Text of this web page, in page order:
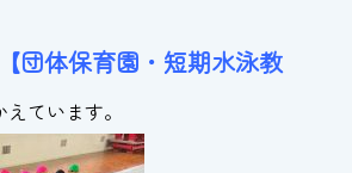
ルでお問い合わせ
【団体保育園・短期水泳教
ています。